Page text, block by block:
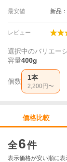
最安値 新品：
レビュー
選択中のバリエー
容量400g
個数 1本
2,200 円〜
価格比較
全6件
表示価格が安い順に